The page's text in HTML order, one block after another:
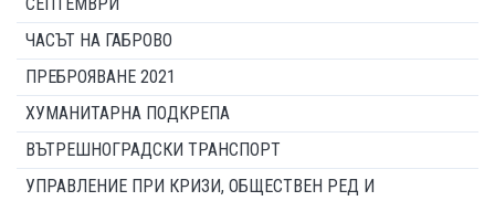
СЕПТЕМВРИ
ЧАСЪТ НА ГАБРОВО
ПРЕБРОЯВАНЕ 2021
ХУМАНИТАРНА ПОДКРЕПА
ВЪТРЕШНОГРАДСКИ ТРАНСПОРТ
УПРАВЛЕНИЕ ПРИ КРИЗИ, ОБЩЕСТВЕН РЕД И